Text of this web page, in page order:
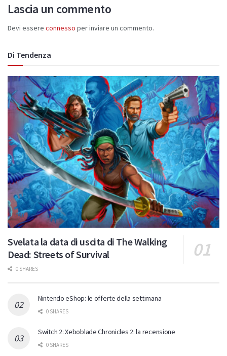
Lascia un commento
Devi essere connesso per inviare un commento.
Di Tendenza
Svelata la data di uscita di The Walking
Dead: Streets of Survival
0 SHARES
Nintendo eShop: le offerte della settimana
0 SHARES
Switch 2: Xeboblade Chronicles 2: la recensione
0 SHARES